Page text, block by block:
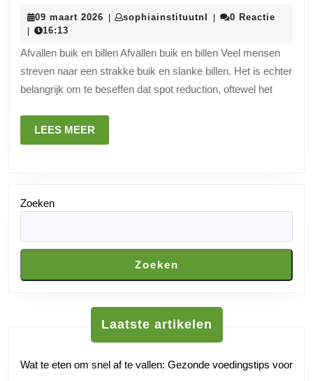
het
rond
de
buik
en
09 maart 2026 09| sophiainstituutnl sophiainstituutnl
| 0 Reactie
| 16:13
Afvallen buik en billen Afvallen buik en billen Veel mensen
streven naar een strakke buik en slanke billen. Het is echter
belangrijk om te beseffen dat spot reduction, oftewel het
LEES MEER
MEER
Zoeken
Zoeken
Laatste artikelen
Wat te eten om snel af te vallen: Gezonde voedingstips voor